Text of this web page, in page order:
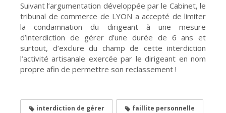
Suivant l’argumentation développée par le Cabinet, le
tribunal de commerce de LYON a accepté de limiter
la condamnation du dirigeant à une mesure
d’interdiction de gérer d’une durée de 6 ans et
surtout, d’exclure du champ de cette interdiction
l’activité artisanale exercée par le dirigeant en nom
propre afin de permettre son reclassement !
interdiction de gérer faillite personnelle